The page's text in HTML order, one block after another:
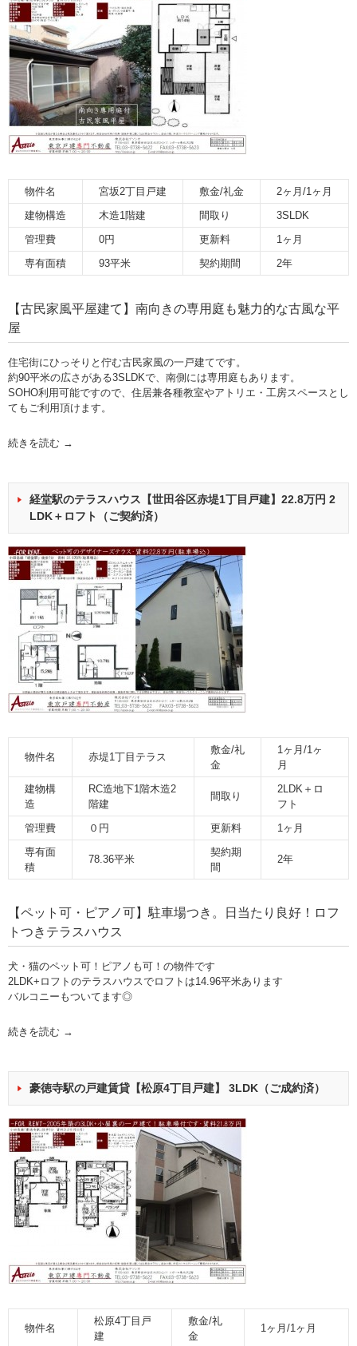
物件名 宮坂2丁目戸建 敷金/礼金
2ヶ月/1ヶ月
建物構造
木造1階建 間取り
3SLDK
管理費
0円 更新料
1ヶ月
専有面積
93平米 契約期間 2年
【古民家風平屋建て】南向きの専用庭も魅力的な古風な平
屋
住宅街にひっそりと佇む古民家風の一戸建てです。
約90平米の広さがある3SLDKで、南側には専用庭もあります。
SOHO利用可能ですので、住居兼各種教室やアトリエ・工房スペースとし
てもご利用頂けます。
続きを読む →
経堂駅のテラスハウス【世田谷区赤堤1丁目戸建】22.8万円 2
LDK＋ロフト（ご契約済）
物件名 赤堤1丁目テラス
敷金/礼
金
1ヶ月/1ヶ
月
建物構
造
RC造地下1階木造2
階建
間取り
2LDK＋ロ
フト
管理費
０円 更新料
1ヶ月
専有面
積
78.36平米
契約期
間
2年
【ペット可・ピアノ可】駐車場つき。日当たり良好！ロフ
トつきテラスハウス
犬・猫のペット可！ピアノも可！の物件です
2LDK+ロフトのテラスハウスでロフトは14.96平米あります
バルコニーもついてます◎
続きを読む →
豪徳寺駅の戸建賃貸【松原4丁目戸建】 3LDK（ご成約済）
物件名
松原4丁目戸
建
敷金/礼
金
1ヶ月/1ヶ月